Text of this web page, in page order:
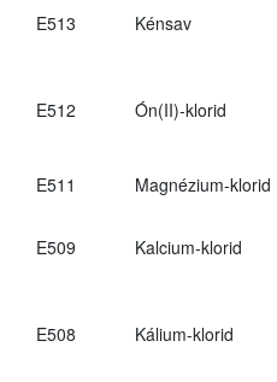
E513 Kénsav
E512 Ón(II)-klorid
E511
Magnézium-klorid
E509 Kalcium-klorid
E508 Kálium-klorid